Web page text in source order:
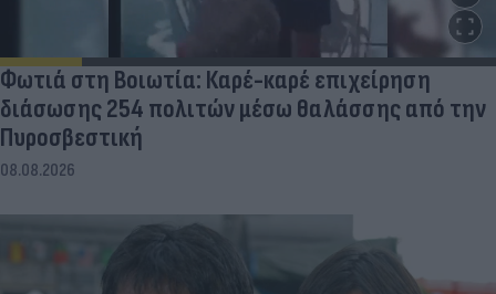
Φωτιά στη Βοιωτία: Καρέ-καρέ επιχείρηση
διάσωσης 254 πολιτών μέσω θαλάσσης από την
Πυροσβεστική
08.08.2026